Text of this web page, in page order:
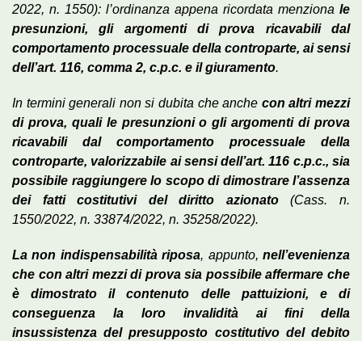
2022, n. 1550): l’ordinanza appena ricordata menziona le
presunzioni, gli argomenti di prova ricavabili dal
comportamento processuale della controparte, ai sensi
dell’art. 116, comma 2, c.p.c. e il giuramento.
In termini generali non si dubita che anche con altri mezzi
di prova, quali le presunzioni o gli argomenti di prova
ricavabili dal comportamento processuale della
controparte, valorizzabile ai sensi dell’art. 116 c.p.c., sia
possibile raggiungere lo scopo di dimostrare l’assenza
dei fatti costitutivi del diritto azionato(Cass. n.
1550/2022, n. 33874/2022, n. 35258/2022).
La non indispensabilità riposa, appunto,nell’evenienza
che con altri mezzi di prova sia possibile affermare che
è dimostrato il contenuto delle pattuizioni, e di
conseguenza la loro invalidità ai fini della
insussistenza del presupposto costitutivo del debito